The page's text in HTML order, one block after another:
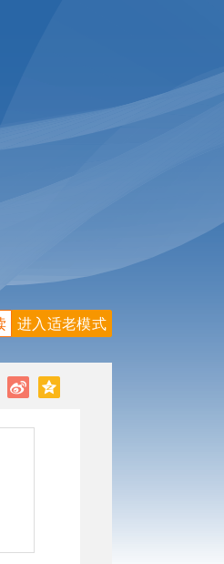
进入适老模式